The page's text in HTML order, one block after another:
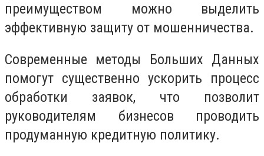
преимуществом можно выделить
эффективную защиту от мошенничества.
Современные методы Больших Данных
помогут существенно ускорить процесс
обработки заявок, что позволит
руководителям бизнесов проводить
продуманную кредитную политику.